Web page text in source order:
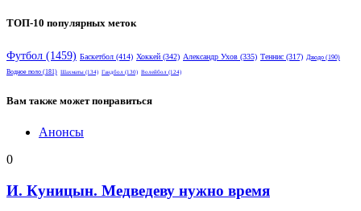
ТОП-10 популярных меток
Футбол (1459) Баскетбол (414) Хоккей (342) Александр Ухов (335) Теннис (317) Дзюдо (190)
Водное поло (181) Шахматы (134) Гандбол (130) Волейбол (124)
Вам также может понравиться
Анонсы
0
И. Куницын. Медведеву нужно время